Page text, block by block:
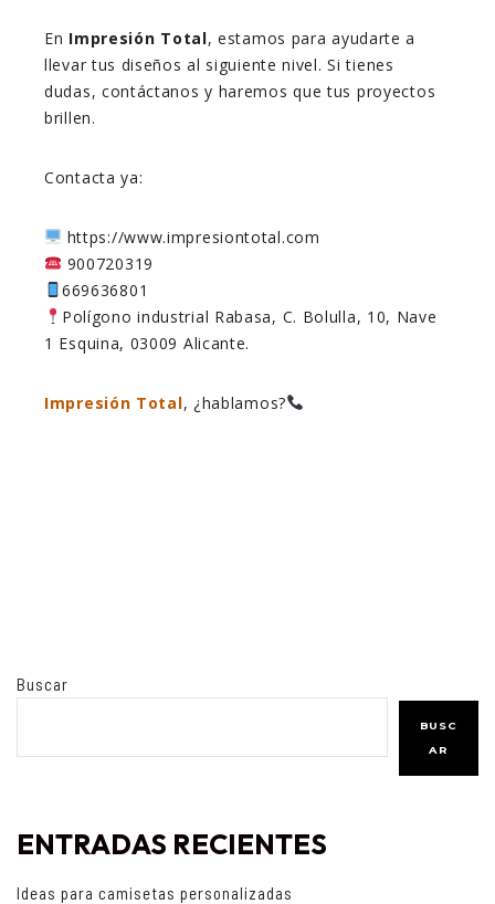
En Impresión Total, estamos para ayudarte a
llevar tus diseños al siguiente nivel. Si tienes
dudas, contáctanos y haremos que tus proyectos
brillen.
Contacta ya:
https://www.impresiontotal.com
900720319
669636801
Polígono industrial Rabasa, C. Bolulla, 10, Nave
1 Esquina, 03009 Alicante.
Impresión Total, ¿hablamos?
Buscar
BUSC
AR
ENTRADAS RECIENTES
Ideas para camisetas personalizadas